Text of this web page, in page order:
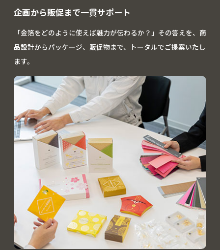
企画から販促まで一貫サポート
「金箔をどのように使えば魅力が伝わるか？」その答えを、商
品設計からパッケージ、販促物まで、トータルでご提案いたし
ます。